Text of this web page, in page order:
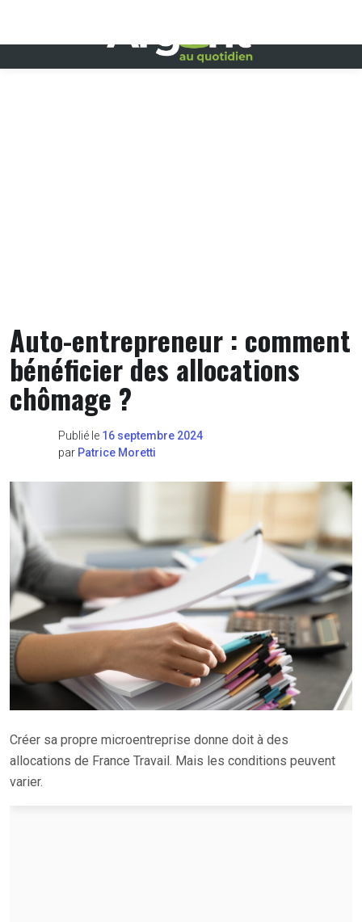
content
Auto-entrepreneur : comment
bénéficier des allocations
chômage ?
Publié le 16 septembre 2024
par Patrice Moretti
Créer sa propre microentreprise donne doit à des
allocations de France Travail. Mais les conditions peuvent
varier.